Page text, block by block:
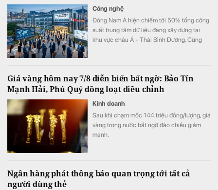
Công nghệ
Đông Nam Á hiện chiếm tới 50% tổng công
suất trung tâm dữ liệu đang xây dựng tại
khu vực châu Á - Thái Bình Dương. Cùng
cầu với nguồn cung tương lai tại TP.HCM
đạt 68MW cùng nhiều thỏa thuận đầu tư
Giá vàng hôm nay 7/8 diễn biến bất ngờ: Bảo Tín
Mạnh Hải, Phú Quý đồng loạt điều chỉnh
Kinh doanh
Sau khi chạm mốc 144 triệu đồng/lượng, giá
vàng trong nước bất ngờ đảo chiều giảm
mạnh.
Ngân hàng phát thông báo quan trọng tới tất cả
người dùng thẻ